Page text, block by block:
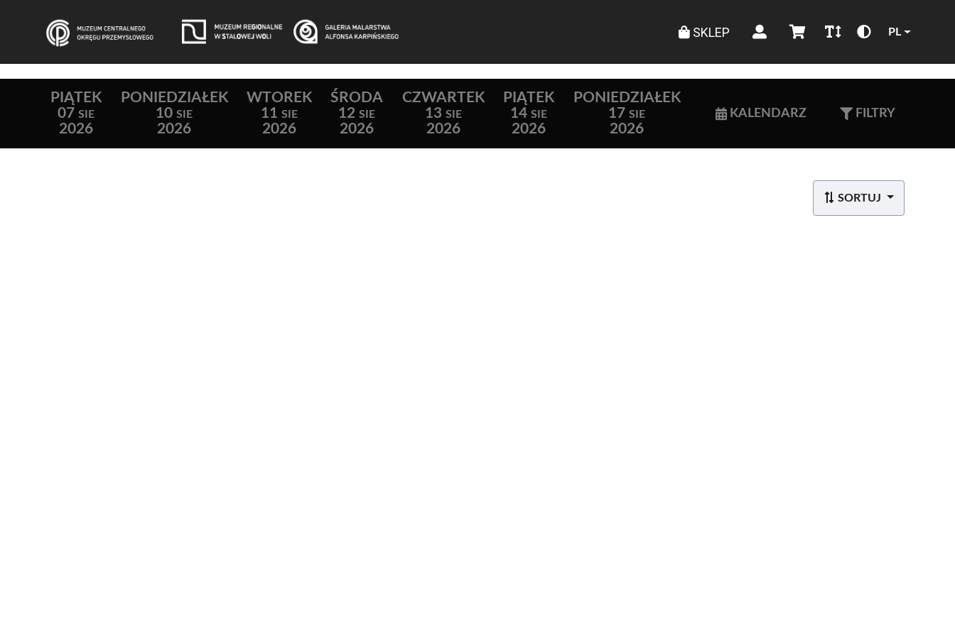
SKLEP PL
PIĄTEK
07 SIE
2026
PONIEDZIAŁEK
10 SIE
2026
WTOREK
11 SIE
2026
ŚRODA
12 SIE
2026
CZWARTEK
13 SIE
2026
PIĄTEK
14 SIE
2026
PONIEDZIAŁEK
17 SIE
2026
KALENDARZ FILTRY
SORTUJ